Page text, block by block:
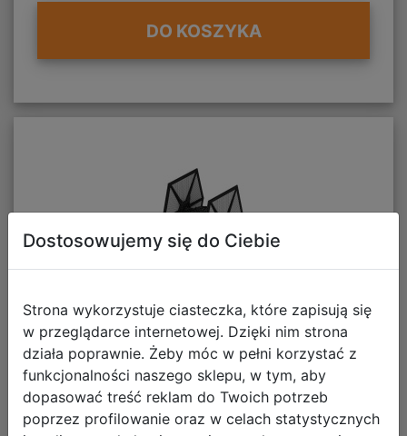
DO KOSZYKA
X-Wing: Zestaw
Dostosowujemy się do Ciebie
Strona wykorzystuje ciasteczka, które zapisują się
w przeglądarce internetowej. Dzięki nim strona
działa poprawnie. Żeby móc w pełni korzystać z
funkcjonalności naszego sklepu, w tym, aby
dopasować treść reklam do Twoich potrzeb
poprzez profilowanie oraz w celach statystycznych